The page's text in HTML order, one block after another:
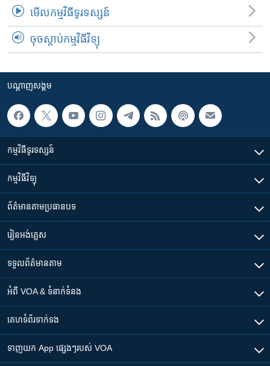
មើល​កម្មវិធី​ទូរទស្សន៍
ចុចស្តាប់កម្មវិធីវិទ្យុ
បណ្តាញ​សង្គម
កម្មវិធី​ទូរទស្សន៍
កម្មវិធី​វិទ្យុ
ព័ត៌មាន​តាមប្រធានបទ​
រៀន​​អង់គ្លេស
ទទួល​ព័ត៌មាន​តាម
អំពី​ VOA & ទំនាក់ទំនង
គេហទំព័រ​​ទាក់ទង
ទាញយក​ App ផ្សេងៗ​របស់​ VOA